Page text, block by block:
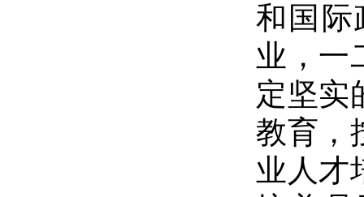
和国际
业，一
定坚实
教育，
业人才